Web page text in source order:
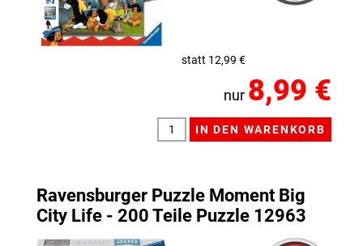
statt 12,99 €
nur 8,99 €
Ravensburger Puzzle Moment Big
City Life - 200 Teile Puzzle 12963